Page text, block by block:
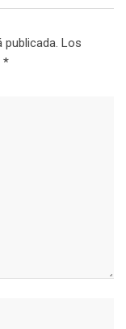
Los
*